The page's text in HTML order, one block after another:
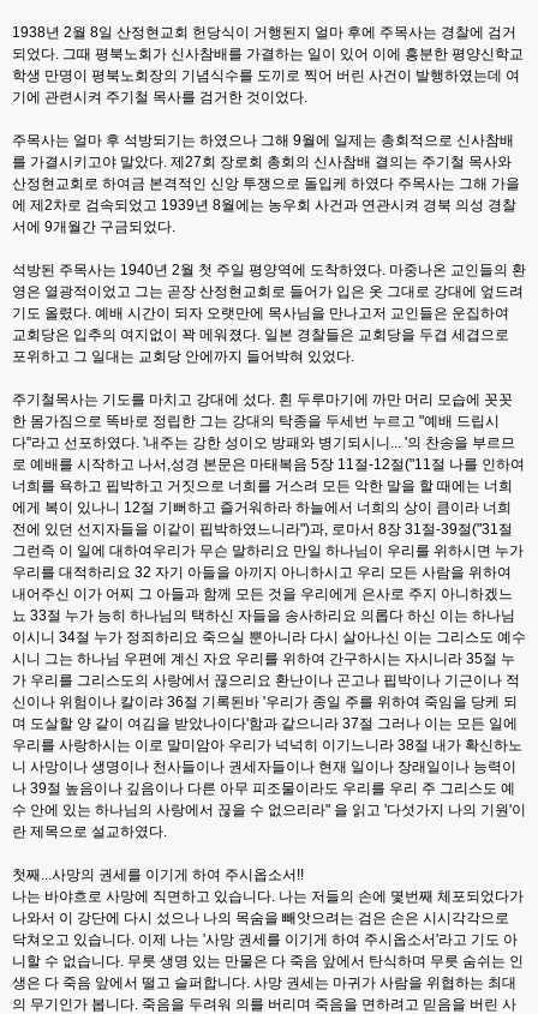
1938년 2월 8일 산정현교회 헌당식이 거행된지 얼마 후에 주목사는 경찰에 검거
되었다. 그때 평북노회가 신사참배를 가결하는 일이 있어 이에 흥분한 평양신학교
학생 만명이 평북노회장의 기념식수를 도끼로 찍어 버린 사건이 발행하였는데 여
기에 관련시켜 주기철 목사를 검거한 것이었다.
주목사는 얼마 후 석방되기는 하였으나 그해 9월에 일제는 총회적으로 신사참배
를 가결시키고야 말았다. 제27회 장로회 총회의 신사참배 결의는 주기철 목사와
산정현교회로 하여금 본격적인 신앙 투쟁으로 돌입케 하였다 주목사는 그해 가을
에 제2차로 검속되었고 1939년 8월에는 농우회 사건과 연관시켜 경북 의성 경찰
서에 9개월간 구금되었다.
석방된 주목사는 1940년 2월 첫 주일 평양역에 도착하였다. 마중나온 교인들의 환
영은 열광적이었고 그는 곧장 산정현교회로 들어가 입은 옷 그대로 강대에 엎드려
기도 올렸다. 예배 시간이 되자 오랫만에 목사님을 만나고저 교인들은 운집하여
교회당은 입추의 여지없이 꽉 메워졌다. 일본 경찰들은 교회당을 두겹 세겹으로
포위하고 그 일대는 교회당 안에까지 들어박혀 있었다.
주기철목사는 기도를 마치고 강대에 섰다. 흰 두루마기에 까만 머리 모습에 꼿꼿
한 몸가짐으로 똑바로 정립한 그는 강대의 탁종을 두세번 누르고 "예배 드립시
다"라고 선포하였다. '내주는 강한 성이오 방패와 병기되시니... '의 찬송을 부르므
로 예배를 시작하고 나서,성경 본문은 마태복음 5장 11절-12절("11절 나를 인하여
너희를 욕하고 핍박하고 거짓으로 너희를 거스려 모든 악한 말을 할 때에는 너희
에게 복이 있나니 12절 기뻐하고 즐거워하라 하늘에서 너희의 상이 큼이라 너희
전에 있던 선지자들을 이같이 핍박하였느니라")과, 로마서 8장 31절-39절("31절
그런즉 이 일에 대하여우리가 무슨 말하리요 만일 하나님이 우리를 위하시면 누가
우리를 대적하리요 32 자기 아들을 아끼지 아니하시고 우리 모든 사람을 위하여
내어주신 이가 어찌 그 아들과 함께 모든 것을 우리에게 은사로 주지 아니하겠느
뇨 33절 누가 능히 하나님의 택하신 자들을 송사하리요 의롭다 하신 이는 하나님
이시니 34절 누가 정죄하리요 죽으실 뿐아니라 다시 살아나신 이는 그리스도 예수
시니 그는 하나님 우편에 계신 자요 우리를 위하여 간구하시는 자시니라 35절 누
가 우리를 그리스도의 사랑에서 끊으리요 환난이나 곤고나 핍박이나 기근이나 적
신이나 위험이나 칼이랴 36절 기록된바 '우리가 종일 주를 위하여 죽임을 당케 되
며 도살할 양 같이 여김을 받았나이다'함과 같으니라 37절 그러나 이는 모든 일에
우리를 사랑하시는 이로 말미암아 우리가 넉넉히 이기느니라 38절 내가 확신하노
니 사망이나 생명이나 천사들이나 권세자들이나 현재 일이나 장래일이나 능력이
나 39절 높음이나 깊음이나 다른 아무 피조물이라도 우리를 우리 주 그리스도 예
수 안에 있는 하나님의 사랑에서 끊을 수 없으리라" 을 읽고 '다섯가지 나의 기원'이
란 제목으로 설교하였다.
첫째...사망의 권세를 이기게 하여 주시옵소서!!
나는 바야흐로 사망에 직면하고 있습니다. 나는 저들의 손에 몇번째 체포되었다가
나와서 이 강단에 다시 섰으나 나의 목숨을 빼앗으려는 검은 손은 시시각각으로
닥쳐오고 있습니다. 이제 나는 '사망 권세를 이기게 하여 주시옵소서'라고 기도 아
니할 수 없습니다. 무릇 생명 있는 만물은 다 죽음 앞에서 탄식하며 무릇 숨쉬는 인
생은 다 죽음 앞에서 떨고 슬퍼합니다. 사망 권세는 마귀가 사람을 위협하는 최대
의 무기인가 봅니다. 죽음을 두려워 의를 버리며 죽음을 면하려고 믿음을 버린 사